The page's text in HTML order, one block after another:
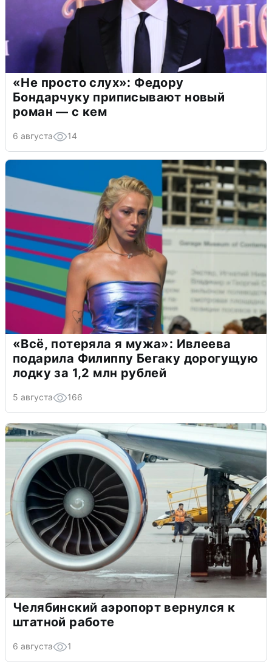
«Не просто слух»: Федору
Бондарчуку приписывают новый
роман — с кем
6 августа 14
«Всё, потеряла я мужа»: Ивлеева
подарила Филиппу Бегаку дорогущую
лодку за 1,2 млн рублей
5 августа 166
Челябинский аэропорт вернулся к
штатной работе
6 августа 1